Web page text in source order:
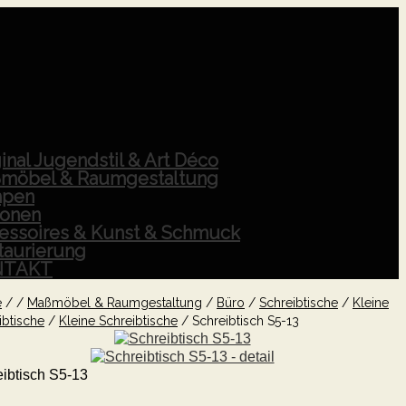
Jugendstil & Art Déco
& Raumgestaltung
& Kunst & Schmuck
/ / Maßmöbel & Raumgestaltung / Büro / Schreibtische / Kleine
/ Kleine Schreibtische / Schreibtisch S5-13
S5-13